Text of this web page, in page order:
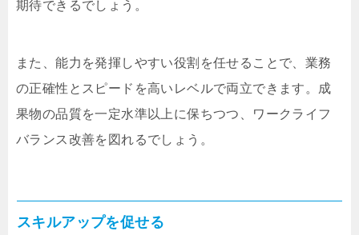
期待できるでしょう。
また、能力を発揮しやすい役割を任せることで、業務
の正確性とスピードを高いレベルで両立できます。成
果物の品質を一定水準以上に保ちつつ、ワークライフ
バランス改善を図れるでしょう。
スキルアップを促せる